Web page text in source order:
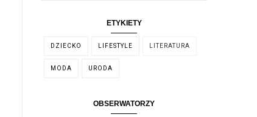
ETYKIETY
DZIECKO LIFESTYLE LITERATURA
MODA URODA
OBSERWATORZY